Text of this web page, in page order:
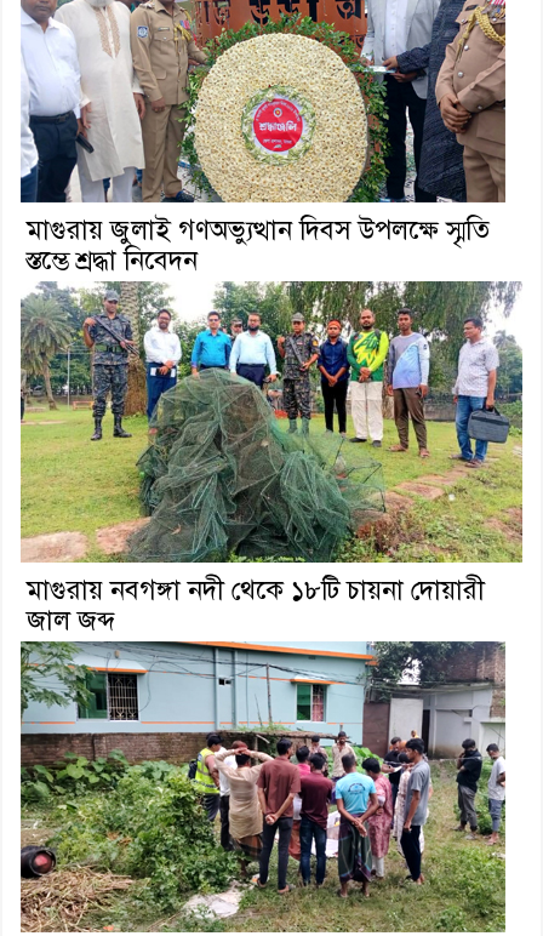
মাগুরায় জুলাই গণঅভ্যুত্থান দিবস উপলক্ষে স্মৃতি
স্তম্ভে শ্রদ্ধা নিবেদন
মাগুরায় নবগঙ্গা নদী থেকে ১৮টি চায়না দোয়ারী
জাল জব্দ